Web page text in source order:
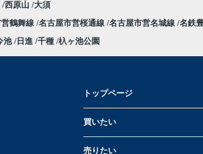
西原山 大須
鶴舞線 名古屋市営桜通線 名古屋市営名城線 名鉄
池 日進 千種 杁ヶ池公園
トップページ
買いたい
売りたい